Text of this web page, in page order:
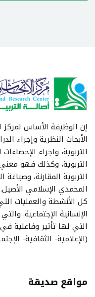
إن الوظيفة الأساس لمركز
الأبحاث النظرية وإجراء
التربوية، واجراء
التربوية، وكذلك فهو معني
التربوية المقارنة،
المحمدي الإسلامي الأصيل.
كل الأنشطة والعمليات
الإنسانية الإجتماعية.
التي لها تأثير وفاعلية
(الإعلامية- الثقافية-
مواقع صديقة